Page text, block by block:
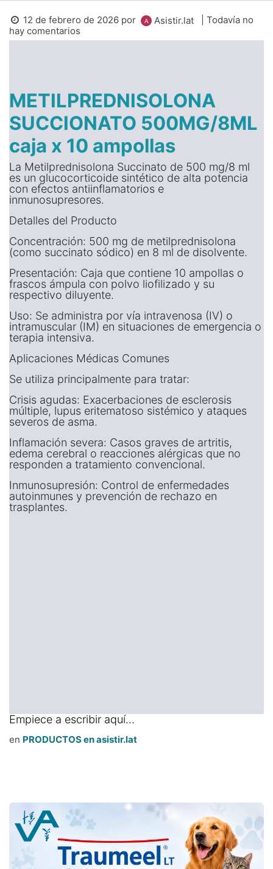
12 de febrero de 2026 por Asistir.lat
| Todavía no
hay comentarios
METILPREDNISOLONA
SUCCIONATO 500MG/8ML
caja x 10 ampollas
La Metilprednisolona Succinato de 500 mg/8 ml
es un glucocorticoide sintético de alta potencia
con efectos antiinflamatorios e
inmunosupresores.
Detalles del Producto
Concentración: 500 mg de metilprednisolona
(como succinato sódico) en 8 ml de disolvente.
Presentación: Caja que contiene 10 ampollas o
frascos ámpula con polvo liofilizado y su
respectivo diluyente.
Uso: Se administra por vía intravenosa (IV) o
intramuscular (IM) en situaciones de emergencia o
terapia intensiva.
Aplicaciones Médicas Comunes
Se utiliza principalmente para tratar:
Crisis agudas: Exacerbaciones de esclerosis
múltiple, lupus eritematoso sistémico y ataques
severos de asma.
Inflamación severa: Casos graves de artritis,
edema cerebral o reacciones alérgicas que no
responden a tratamiento convencional.
Inmunosupresión: Control de enfermedades
autoinmunes y prevención de rechazo en
trasplantes.
Empiece a escribir aquí...
en PRODUCTOS en asistir.lat